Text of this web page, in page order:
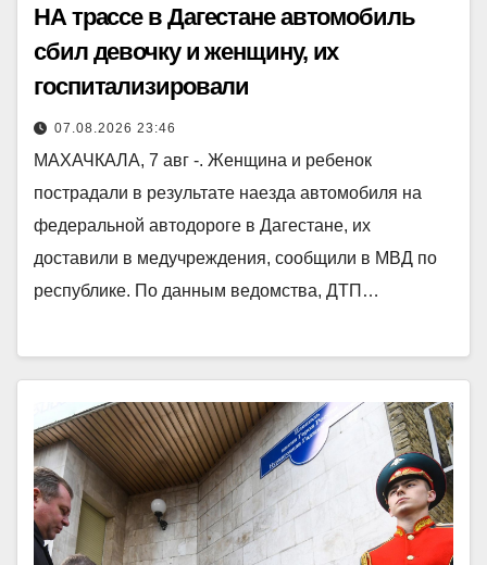
НА трассе в Дагестане автомобиль
сбил девочку и женщину, их
госпитализировали
07.08.2026 23:46
МАХАЧКАЛА, 7 авг -. Женщина и ребенок
пострадали в результате наезда автомобиля на
федеральной автодороге в Дагестане, их
доставили в медучреждения, сообщили в МВД по
республике. По данным ведомства, ДТП…